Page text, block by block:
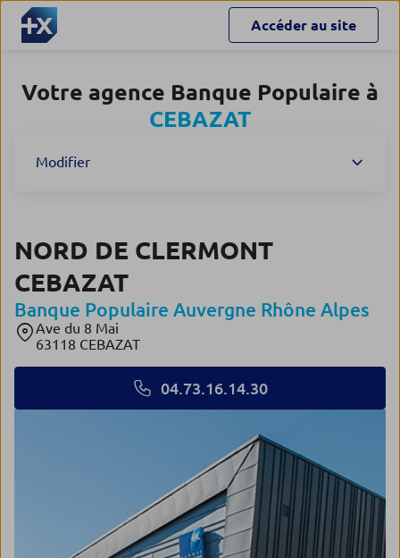
Accéder au site
Votre agence Banque Populaire à
CEBAZAT
Modifier
NORD DE CLERMONT
CEBAZAT
Banque Populaire Auvergne Rhône Alpes
Ave du 8 Mai
63118 CEBAZAT
04.73.16.14.30